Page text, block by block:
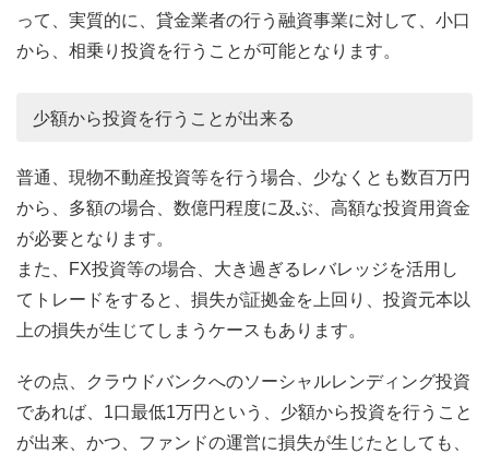
って、実質的に、貸金業者の行う融資事業に対して、小口
から、相乗り投資を行うことが可能となります。
少額から投資を行うことが出来る
普通、現物不動産投資等を行う場合、少なくとも数百万円
から、多額の場合、数億円程度に及ぶ、高額な投資用資金
が必要となります。
また、FX投資等の場合、大き過ぎるレバレッジを活用し
てトレードをすると、損失が証拠金を上回り、投資元本以
上の損失が生じてしまうケースもあります。
その点、クラウドバンクへのソーシャルレンディング投資
であれば、1口最低1万円という、少額から投資を行うこと
が出来、かつ、ファンドの運営に損失が生じたとしても、